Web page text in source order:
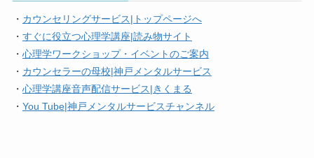
・ カウンセリングサービス|トップページへ
・ すぐに役立つ心理学講座|読み物サイト
・ 心理学ワークショップ・イベントのご案内
・ カウンセラーの母校|神戸メンタルサービス
・ 心理学講座音声配信サービス|きくまる
・ You Tube|神戸メンタルサービスチャンネル